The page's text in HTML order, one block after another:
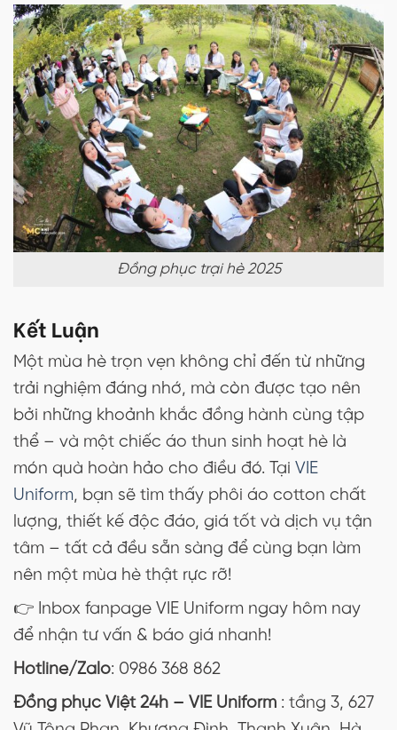
Đồng phục trại hè 2025
Kết Luận
Một mùa hè trọn vẹn không chỉ đến từ những
trải nghiệm đáng nhớ, mà còn được tạo nên
bởi những khoảnh khắc đồng hành cùng tập
thể – và một chiếc áo thun sinh hoạt hè là
món quà hoàn hảo cho điều đó. Tại VIE
Uniform, bạn sẽ tìm thấy phôi áo cotton chất
lượng, thiết kế độc đáo, giá tốt và dịch vụ tận
tâm – tất cả đều sẵn sàng để cùng bạn làm
nên một mùa hè thật rực rỡ!
👉 Inbox fanpage VIE Uniform ngay hôm nay
để nhận tư vấn & báo giá nhanh!
Hotline/Zalo: 0986 368 862
Đồng phục Việt 24h – VIE Uniform : tầng 3, 627